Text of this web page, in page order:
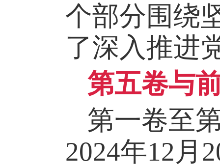
个部分围绕
了深入推进
第五卷与
第一卷至
2024年12月